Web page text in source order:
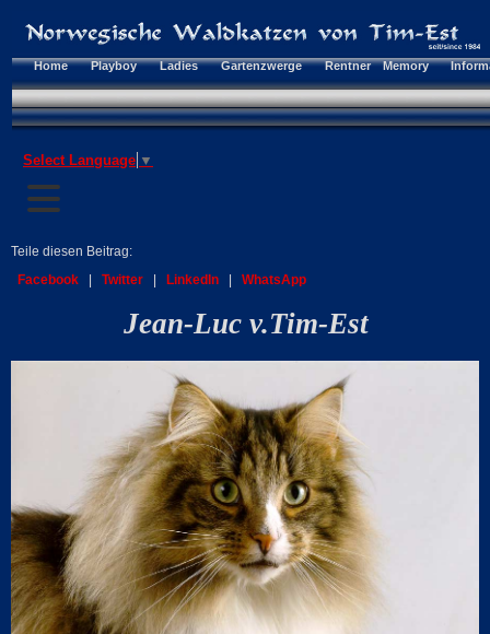
Home Playboy Ladies Gartenzwerge Rentner Memory
Select Language ▼
Teile diesen Beitrag:
Facebook
Twitter LinkedIn WhatsApp
Jean-Luc v.Tim-Est